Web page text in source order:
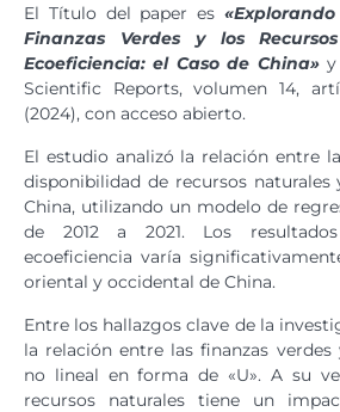
El Título del paper es
Finanzas Verdes y los
Ecoeficiencia: el Caso de China»y
Scientific Reports, volumen 14,
(2024), con acceso abierto.
El estudio analizó la relación entre
disponibilidad de recursos naturales
China, utilizando un modelo de
de 2012 a 2021. Los
ecoeficiencia varía
oriental y occidental de China.
Entre los hallazgos clave de la
la relación entre las finanzas
no lineal en forma de «U». A su
recursos naturales tiene un